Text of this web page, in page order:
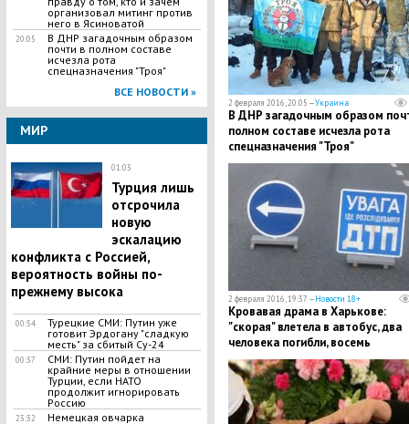
организовал митинг против
него в Ясиноватой
20:05
В ДНР загадочным образом
почти в полном составе
исчезла рота
спецназначения "Троя"
ВСЕ НОВОСТИ »
МИР
01:03
Турция лишь
отсрочила
новую
эскалацию
конфликта с Россией,
вероятность войны по-
прежнему высока
00:54
Турецкие СМИ: Путин уже
готовит Эрдогану "сладкую
месть" за сбитый Су-24
00:37
СМИ: Путин пойдет на
крайние меры в отношении
Турции, если НАТО
продолжит игнорировать
Россию
23:32
Немецкая овчарка
2 февраля 2016, 20:05 —Украина
В ДНР загадочным образом
полном составе исчезла рота
спецназначения "Троя"
2 февраля 2016, 19:37 —Новости 18+
Кровавая драма в Харькове:
"скорая" влетела в автобус, два
человека погибли, восемь
пострадали